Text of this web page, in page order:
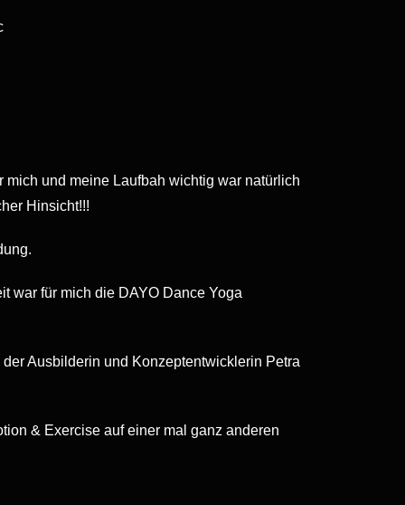
mich und meine Laufbah wichtig war natürlich
Hinsicht!!!
war für mich die DAYO Dance Yoga
Ausbilderin und Konzeptentwicklerin Petra
& Exercise auf einer mal ganz anderen